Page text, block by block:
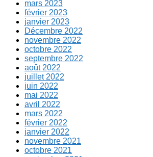
mars 2023
février 2023
janvier 2023
Décembre 2022
novembre 2022
octobre 2022
septembre 2022
août 2022
juillet 2022
juin 2022
mai 2022
avril 2022
mars 2022
février 2022
janvier 2022
novembre 2021
octobre 2021